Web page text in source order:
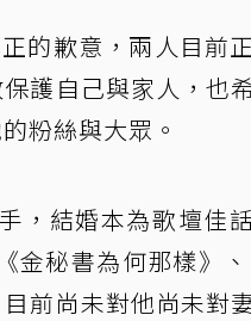
的歉意，兩人目前
護自己與家人，也
粉絲與大眾。
，結婚本為歌壇佳
金秘書為何那樣》
前尚未對他尚未對